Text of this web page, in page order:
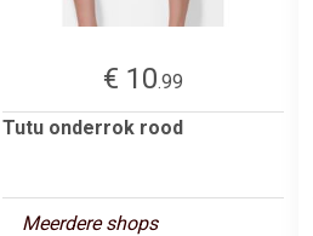
€ 10.99
Tutu onderrok rood
Meerdere shops